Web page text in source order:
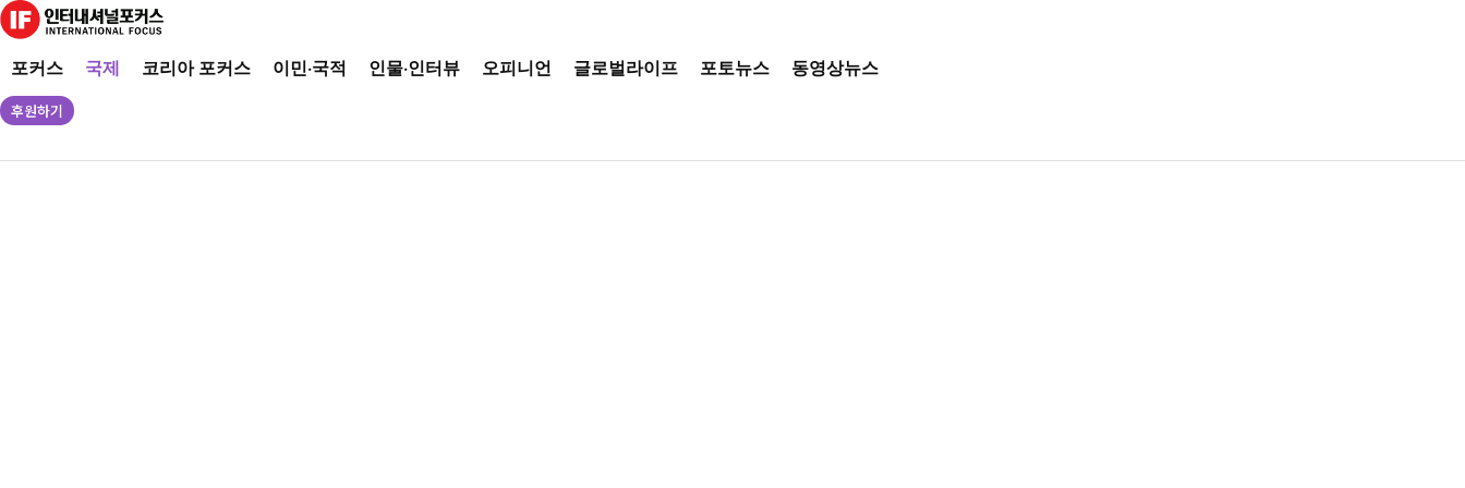
포커스 국제 코리아 포커스 이민·국적 인물·인터뷰 오피니언 글로벌라이프 포토뉴스 동영상뉴스
후원하기